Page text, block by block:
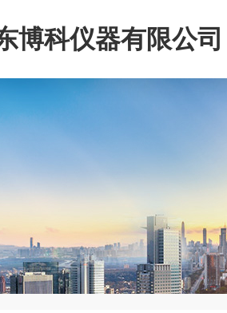
博科仪器有限公司